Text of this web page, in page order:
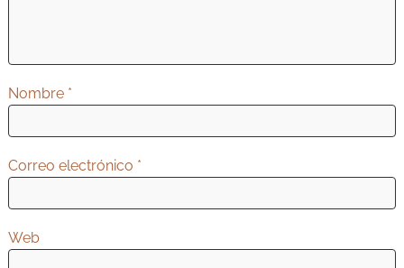
t
r
a
d
a
Nombre *
Correo electrónico *
Web